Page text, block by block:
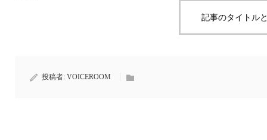
記事のタイトル
投稿者: VOICEROOM